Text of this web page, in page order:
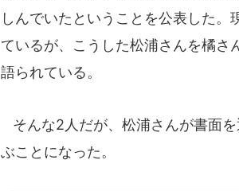
しんでいたということを公表した
ているが、こうした松浦さんを橘さ
語られている。
そんな2人だが、松浦さんが書面
ぶことになった。